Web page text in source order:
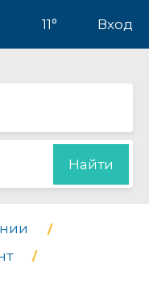
11° Вход
Найти